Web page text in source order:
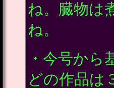
ね。臓物は
ね。
・今号から
どの作品は